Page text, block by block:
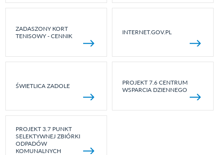
ZADASZONY KORT
TENISOWY - CENNIK
INTERNET.GOV.PL
ŚWIETLICA ZADOLE
PROJEKT 7.6 CENTRUM
WSPARCIA DZIENNEGO
PROJEKT 3.7 PUNKT
SELEKTYWNEJ ZBIÓRKI
ODPADÓW
KOMUNALNYCH